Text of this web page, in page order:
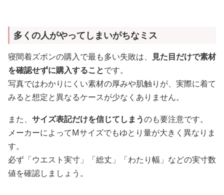
多くの人がやってしまいがちなミス
寝間着ズボンの購入で最も多い失敗は、
見た目だけで素材
を確認せずに購入することです。
写真ではわかりにくい素材の厚みや肌触りが、実際に着て
みると想定と異なるケースが少なくありません。
また、 サイズ表記だけを信じてしまうのも要注意です。
メーカーによってMサイズでもゆとり量が大きく異なりま
す。
必ず「ウエスト実寸」「総丈」「わたり幅」などの実寸数
値を確認しましょう。